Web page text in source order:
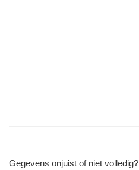
Gegevens onjuist of niet volledig?